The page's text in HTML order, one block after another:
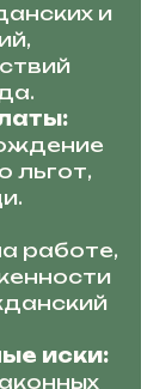
и
льгот,
работе,
иски: